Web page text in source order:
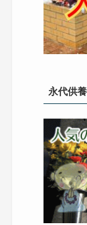
永代供